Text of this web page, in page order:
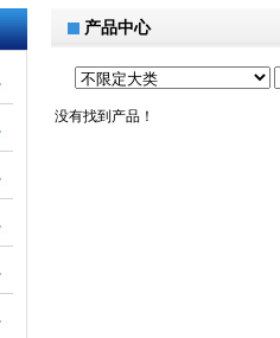
产品中心
没有找到产品！